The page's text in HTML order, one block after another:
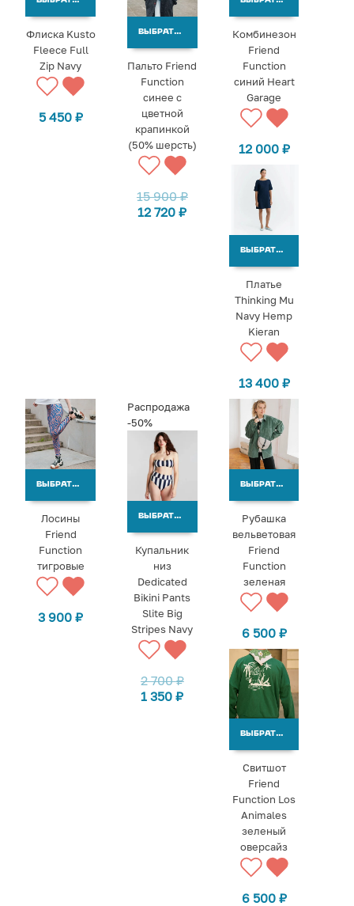
Флиска Kusto
Fleece Full
Zip Navy
5 450 ₽
ВЫБРАТЬ ВАРИАНТЫ
Пальто Friend
Function
синее с
цветной
крапинкой
(50% шерсть)
15 900₽
12 720₽
Комбинезон
Friend
Function
синий Heart
Garage
12 000 ₽
ВЫБРАТЬ ВАРИАНТЫ
Платье
Thinking Mu
Navy Hemp
Kieran
13 400 ₽
ВЫБРАТЬ ВАРИАНТЫ
Лосины
Friend
Function
тигровые
3 900₽
Распродажа
-50%
ВЫБРАТЬ ВАРИАНТЫ
Купальник
низ
Dedicated
Bikini Pants
Slite Big
Stripes Navy
2 700₽
1 350₽
ВЫБРАТЬ ВАРИАНТЫ
Рубашка
вельветовая
Friend
Function
зеленая
6 500 ₽
ВЫБРАТЬ ВАРИАНТЫ
Свитшот
Friend
Function Los
Animales
зеленый
оверсайз
6 500 ₽